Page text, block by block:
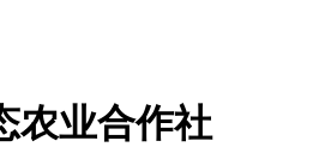
农业合作社